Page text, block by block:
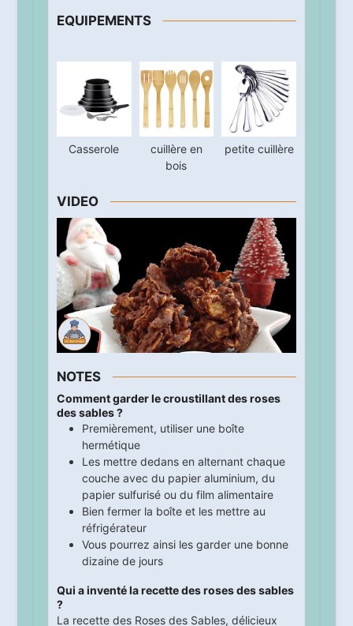
EQUIPEMENTS
Casserole
cuillère en
bois
petite cuillère
VIDEO
NOTES
Comment garder le croustillant des roses
des sables ?
Premièrement, utiliser une boîte
hermétique
Les mettre dedans en alternant chaque
couche avec du papier aluminium, du
papier sulfurisé ou du film alimentaire
Bien fermer la boîte et les mettre au
réfrigérateur
Vous pourrez ainsi les garder une bonne
dizaine de jours
Qui a inventé la recette des roses des sables
?
La recette des Roses des Sables, délicieux